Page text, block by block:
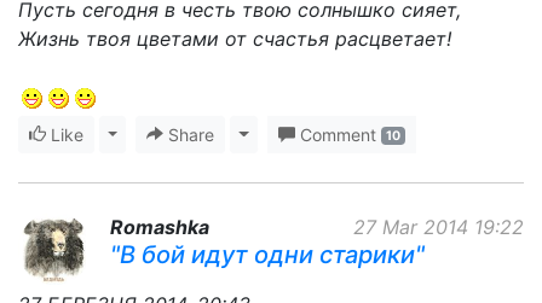
Пусть сегодня в честь твою солнышко сияет,
Жизнь твоя цветами от счастья расцветает!
Like Toggle Dropdown
Share Toggle Dropdown
Comment 10
27 Mar 2014 19:22
Romashka
"В бой идут одни старики"